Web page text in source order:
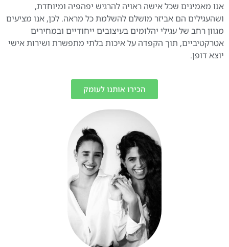
אנו מאמינים שכל אישה ראויה להרגיש יפהפיה ומיוחדת,
ושהעגילים הם אביזר מושלם להשלמת כל מראה. לכן, אנו מציעים
מגוון רחב של עגילי יהלומים בעיצובים ייחודיים ובמחירים
אטרקטיביים, תוך הקפדה על איכות בלתי מתפשרת ושירות אישי
יוצא דופן.
הכירו אותנו לעומק